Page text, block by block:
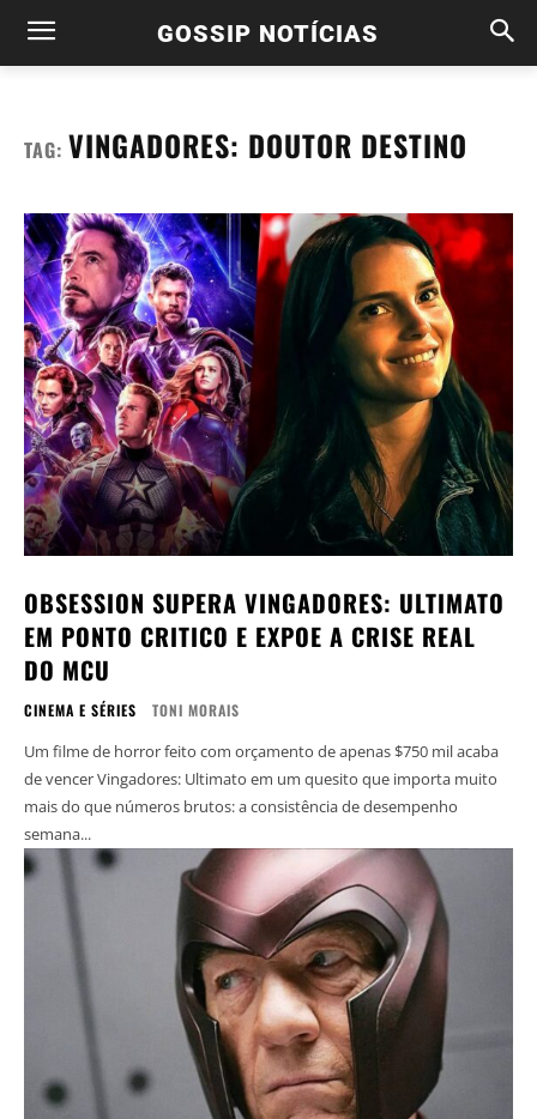
GOSSIP NOTÍCIAS
TAG: VINGADORES: DOUTOR DESTINO
OBSESSION SUPERA VINGADORES: ULTIMATO
EM PONTO CRITICO E EXPOE A CRISE REAL
DO MCU
CINEMA E SÉRIES TONI MORAIS
Um filme de horror feito com orçamento de apenas $750 mil acaba
de vencer Vingadores: Ultimato em um quesito que importa muito
mais do que números brutos: a consistência de desempenho
semana...